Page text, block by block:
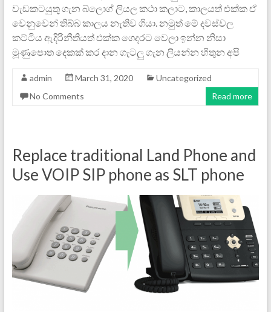
වැඩකටයුතු ගැන බ්ලොග් ලියල කථා කලාට, කාලයත් එක්ක ඒ
වෙනුවෙන් තිබ්බ කාලය නැතිව ගියා. නමුත් මේ දවස්වල
කට්ටිය ඇදිරිනීතියත් එක්ක ගෙදරට වෙලා ඉන්න නිසා
මූණුපොත දෙකක් කර දාන ගැටලු ගැන ‍ලියන්න හිතුන අපි
admin March 31, 2020
Uncategorized
No Comments
Read more
Replace traditional Land Phone and
Use VOIP SIP phone as SLT phone